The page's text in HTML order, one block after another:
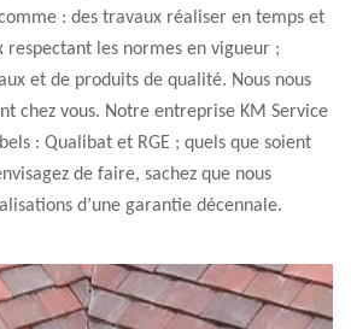
: des travaux réaliser en temps et
respectant les normes en vigueur ;
et de produits de qualité. Nous nous
chez vous. Notre entreprise KM Service
: Qualibat et RGE ; quels que soient
de faire, sachez que nous
d’une garantie décennale.